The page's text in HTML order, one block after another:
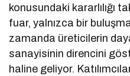
konusundaki kararlılığı
fuar, yalnızca bir
zamanda üreticilerin
sanayisinin direncini
haline geliyor.